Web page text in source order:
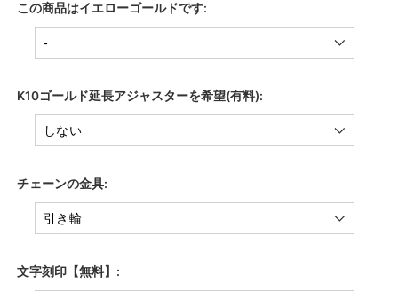
この商品はイエローゴールドです:
K10ゴールド延長アジャスターを希望(有料):
チェーンの金具:
文字刻印【無料】: